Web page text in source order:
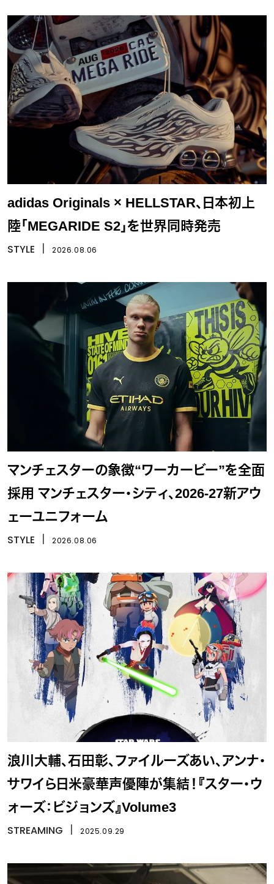
adidas Originals × HELLSTAR、日本初上
陸「MEGARIDE S2」を世界同時発売
STYLE 2026.08.06
マンチェスターの象徴“ワーカービー”を全面
採用 マンチェスター・シティ、2026-27新アウ
ェーユニフォーム
STYLE 2026.08.06
浪川大輔、石田彰、ファイルーズあい、アンナ・
サワイら日米豪華声優陣が集結！『スター・ウ
ォーズ：ビジョンズ』Volume3
STREAMING 2025.09.29